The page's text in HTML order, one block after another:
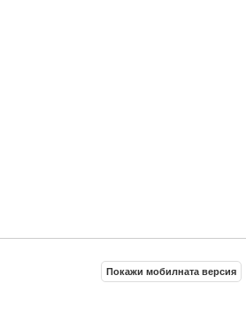
Покажи мобилната версия